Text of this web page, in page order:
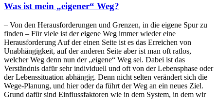
Was ist mein „eigener“ Weg?
– Von den Herausforderungen und Grenzen, in die eigene Spur zu
finden – Für viele ist der eigene Weg immer wieder eine
Herausforderung Auf der einen Seite ist es das Erreichen von
Unabhängigkeit, auf der anderen Seite aber ist man oft ratlos,
welcher Weg denn nun der „eigene“ Weg sei. Dabei ist das
Verständnis dafür sehr individuell und oft von der Lebensphase oder
der Lebenssituation abhängig. Denn nicht selten verändert sich die
Wege-Planung, und hier oder da führt der Weg an ein neues Ziel.
Grund dafür sind Einflussfaktoren wie in dem System, in dem wir